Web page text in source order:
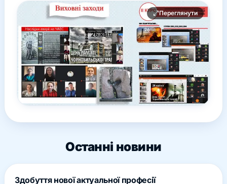
Переглянути
Останні новини
Здобуття нової актуальної професії